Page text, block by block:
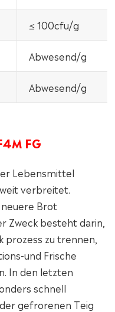
≤ 100cfu/g
Abwesend/g
Abwesend/g
FG
Lebensmittel
verbreitet.
Brot
Zweck besteht darin,
zu trennen,
und Frische
In den letzten
schnell
gefrorenen Teig